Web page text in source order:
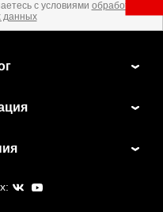
с условиями обработки
данных